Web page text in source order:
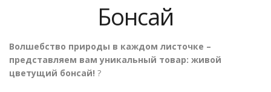
Бонсай
Волшебство природы в каждом листочке –
представляем вам уникальный товар: живой
цветущий бонсай! ?